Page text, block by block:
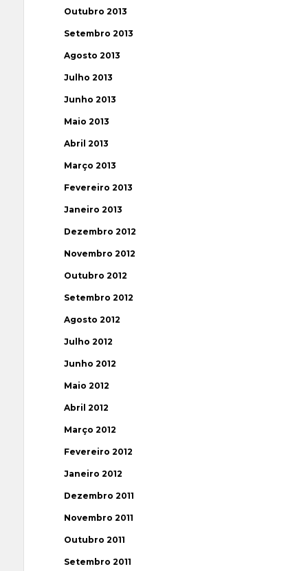
Outubro 2013
Setembro 2013
Agosto 2013
Julho 2013
Junho 2013
Maio 2013
Abril 2013
Março 2013
Fevereiro 2013
Janeiro 2013
Dezembro 2012
Novembro 2012
Outubro 2012
Setembro 2012
Agosto 2012
Julho 2012
Junho 2012
Maio 2012
Abril 2012
Março 2012
Fevereiro 2012
Janeiro 2012
Dezembro 2011
Novembro 2011
Outubro 2011
Setembro 2011